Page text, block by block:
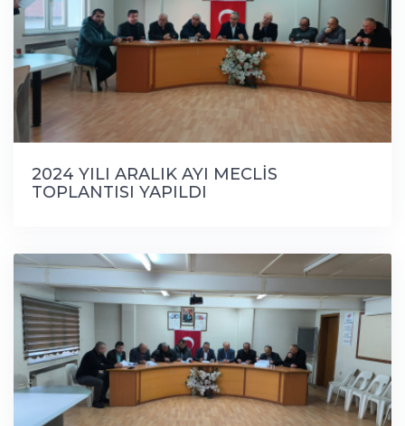
2024 YILI ARALIK AYI MECLİS
TOPLANTISI YAPILDI